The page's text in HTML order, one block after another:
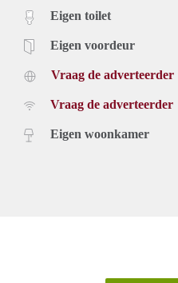
Eigen toilet
Eigen voordeur
Vraag de adverteerder
Vraag de adverteerder
Eigen woonkamer